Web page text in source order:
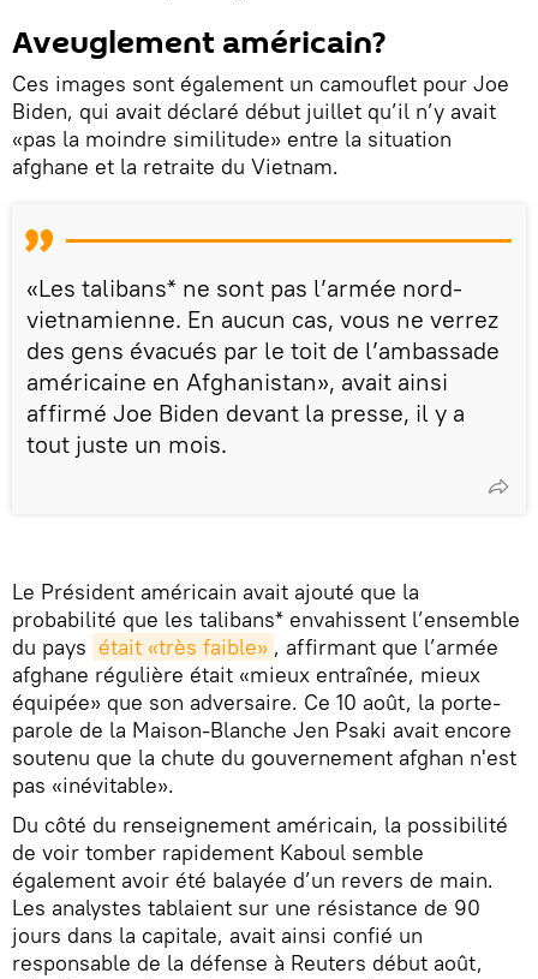
Aveuglement américain?
Ces images sont également un camouflet pour Joe
Biden, qui avait déclaré début juillet qu’il n’y avait
«pas la moindre similitude» entre la situation
afghane et la retraite du Vietnam.
«Les talibans* ne sont pas l’armée nord-
vietnamienne. En aucun cas, vous ne verrez
des gens évacués par le toit de l’ambassade
américaine en Afghanistan», avait ainsi
affirmé Joe Biden devant la presse, il y a
tout juste un mois.
Le Président américain avait ajouté que la
probabilité que les talibans* envahissent l’ensemble
du pays était «très faible» , affirmant que l’armée
afghane régulière était «mieux entraînée, mieux
équipée» que son adversaire. Ce 10 août, la porte-
parole de la Maison-Blanche Jen Psaki avait encore
soutenu que la chute du gouvernement afghan n'est
pas «inévitable».
Du côté du renseignement américain, la possibilité
de voir tomber rapidement Kaboul semble
également avoir été balayée d’un revers de main.
Les analystes tablaient sur une résistance de 90
jours dans la capitale, avait ainsi confié un
responsable de la défense à Reuters début août,